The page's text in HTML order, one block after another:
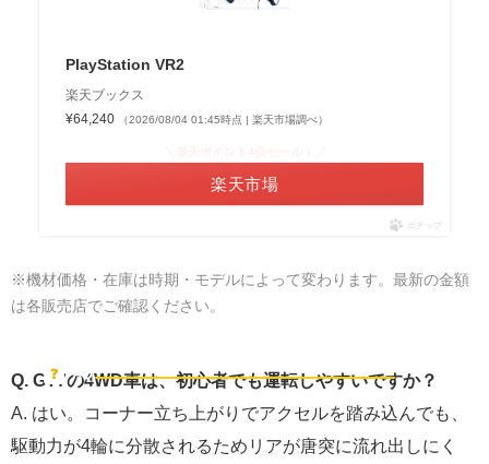
PlayStation VR2
楽天ブックス
¥64,240
（2026/08/04 01:45時点 | 楽天市場調べ）
楽天市場
ポチップ
※機材価格・在庫は時期・モデルによって変わります。最新の金額
は各販売店でご確認ください。
❓ FAQ
Q. GT7の4WD車は、初心者でも運転しやすいですか？
A. はい。コーナー立ち上がりでアクセルを踏み込んでも、
駆動力が4輪に分散されるためリアが唐突に流れ出しにく